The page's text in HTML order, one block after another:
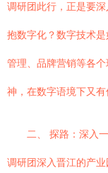
调研团此行，正是要
抱数字化？数字技术
管理、品牌营销等各
神，在数字语境下又有
二、 探路：深入
调研团深入晋江的产